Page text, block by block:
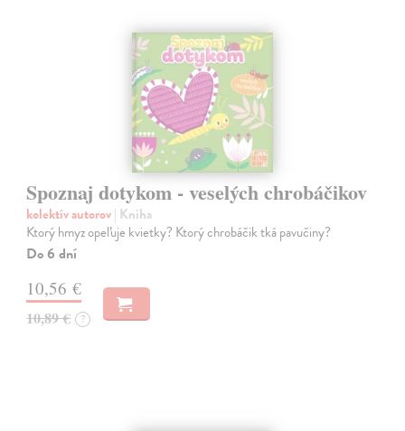
Spoznaj dotykom - veselých chrobáčikov
kolektív autorov| Kniha
Ktorý hmyz opeľuje kvietky? Ktorý chrobáčik tká pavučiny?
Do 6 dní
10,56 €
10,89 € ?